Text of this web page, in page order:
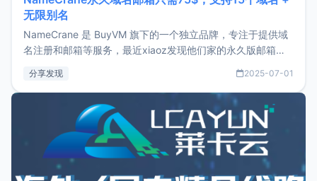
无限别名
NameCrane 是 BuyVM 旗下的一个独立品牌，专注于提供域
名注册和邮箱等服务，最近xiaoz发现他们家的永久版邮箱服
又实惠的域名邮箱，不妨尝试一下 NameCrane。注册
NameCraneNameCrane不支持直接注册，必须要购买
分享发现 2025-07-01